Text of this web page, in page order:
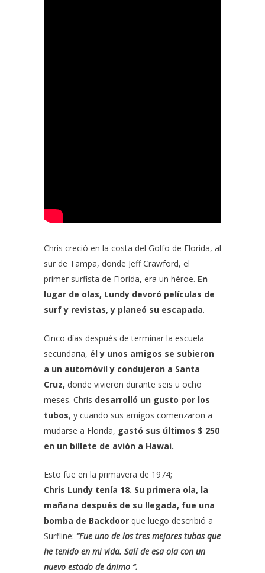
Chris creció en la costa del Golfo de Florida, al
sur de Tampa, donde Jeff Crawford, el
primer surfista de Florida, era un héroe. En
lugar de olas, Lundy devoró películas de
surf y revistas, y planeó su escapada.
Cinco días después de terminar la escuela
secundaria, él y unos amigos se subieron
a un automóvil y condujeron a Santa
Cruz, donde vivieron durante seis u ocho
meses. Chris desarrolló un gusto por los
tubos, y cuando sus amigos comenzaron a
mudarse a Florida, gastó sus últimos $ 250
en un billete de avión a Hawai.
Esto fue en la primavera de 1974;
Chris Lundy tenía 18. Su primera ola, la
mañana después de su llegada, fue una
bomba de Backdoor que luego describió a
Surfline: “Fue uno de los tres mejores tubos que
he tenido en mi vida. Salí de esa ola con un
nuevo estado de ánimo “.